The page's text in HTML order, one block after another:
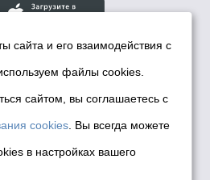
политики мэрии
2026
Cookies
персональных
системах
сайта и его взаимодействия с
файлы cookies.
сайтом, вы соглашаетесь с
cookies . Вы всегда можете
в настройках вашего